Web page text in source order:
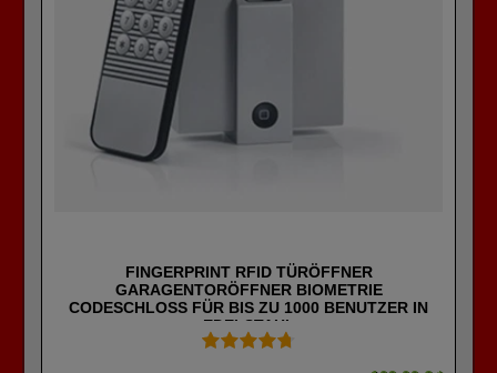
FINGERPRINT RFID TÜRÖFFNER
GARAGENTORÖFFNER BIOMETRIE
CODESCHLOSS FÜR BIS ZU 1000 BENUTZER IN
EDELSTAHL